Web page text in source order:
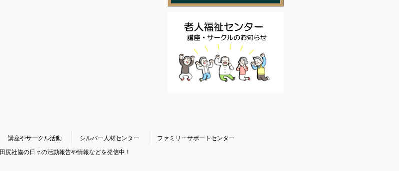
講座やサークル活動 シルバー人材センター
ファミリーサポートセンター
田尻社協の日々の活動報告や情報などを発信中！